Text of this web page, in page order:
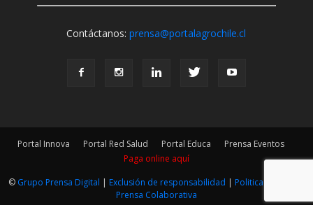
Contáctanos:prensa@portalagrochile.cl
Portal Innova Portal Red Salud Portal Educa
Prensa Eventos
Paga online aquí
© Grupo Prensa Digital | Exclusión de responsabilidad | Politica Editorial
Prensa Colaborativa